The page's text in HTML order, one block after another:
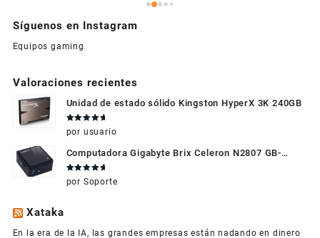
Síguenos en Instagram
Equipos gaming
Valoraciones recientes
Unidad de estado sólido Kingston HyperX 3K 240GB
Valorado
en5 de 5
por usuario
Computadora Gigabyte Brix Celeron N2807 GB-
BXBT-2807 + WIFI + RAM de 4GB + HDD 500gb +
Windows 10
Valorado
en5 de 5
por Soporte
Xataka
En la era de la IA, las grandes empresas están nadando en dinero